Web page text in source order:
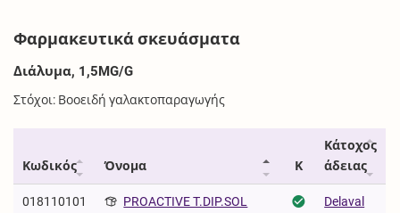
Φαρμακευτικά σκευάσματα
Διάλυμα, 1,5MG/G
Στόχοι: Βοοειδή γαλακτοπαραγωγής
Κωδικός Όνομα Κ
Κάτοχος
άδειας
018110101
PROACTIVE T.DIP.SOL
Delaval